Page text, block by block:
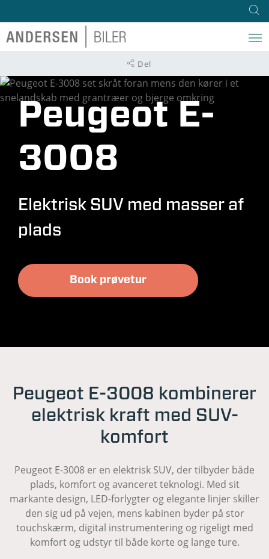
Del
Peugeot E-
3008
Elektrisk SUV med masser af
plads
Book prøvetur
Peugeot E-3008 kombinerer
elektrisk kraft med SUV-
komfort
Peugeot E-3008 er en elektrisk SUV, der tilbyder både
plads, komfort og avanceret teknologi. Med sit
markante design, LED-forlygter og elegante linjer skiller
den sig ud på vejen, mens kabinen byder på stor
touchskærm, digital instrumentering og rigeligt med
komfort og udstyr til både korte og lange ture.